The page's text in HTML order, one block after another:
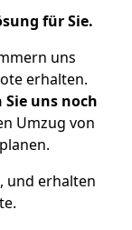
für Sie.
uns
erhalten.
uns noch
Umzug von
, und erhalten